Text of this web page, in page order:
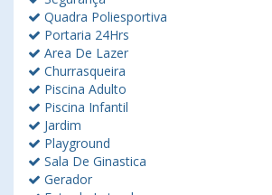
Quadra Poliesportiva
Portaria 24Hrs
Area De Lazer
Churrasqueira
Piscina Adulto
Piscina Infantil
Jardim
Playground
Sala De Ginastica
Gerador